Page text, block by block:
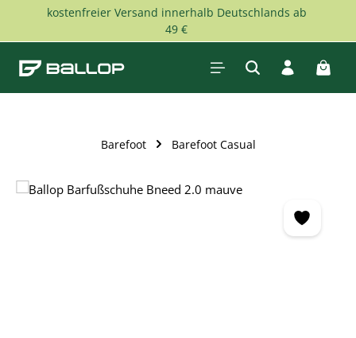
Zum Hauptinhalt springen
kostenfreier Versand innerhalb Deutschlands ab
49 €
Barefoot Barefoot Casual
Bildergalerie überspringen